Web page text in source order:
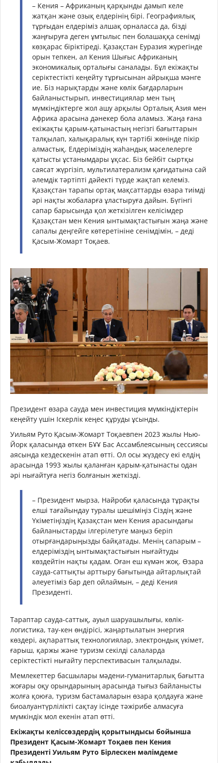
– Кения – Африканың қарқынды дамып келе
жатқан және озық елдерінің бірі. Географиялық
тұрғыдан елдеріміз алшақ орналасса да, бізді
жаңғыруға деген ұмтылыс пен болашаққа сенімді
көзқарас біріктіреді. Қазақстан Еуразия жүрегінде
орын тепкен, ал Кения Шығыс Африканың
экономикалық орталығы саналады. Бұл екіжақты
серіктестікті кеңейту тұрғысынан айрықша мәнге
ие. Біз нарықтарды және көлік бағдарларын
байланыстырып, инвестициялар мен тың
мүмкіндіктерге жол ашу арқылы Орталық Азия мен
Африка арасына дәнекер бола аламыз. Жаңа ғана
екіжақты қарым-қатынастың негізгі бағыттарын
талқылап, халықаралық күн тәртібі жөнінде пікір
алмастық. Елдеріміздің жаһандық мәселелерге
қатысты ұстанымдары ұқсас. Біз бейбіт сыртқы
саясат жүргізіп, мультилатерализм қағидатына сай
әлемдік тәртіпті дәйекті түрде жақтап келеміз.
Қазақстан тарапы ортақ мақсаттарды өзара тиімді
әрі нақты жобаларға ұластыруға дайын. Бүгінгі
сапар барысында қол жеткізілген келісімдер
Қазақстан мен Кения ынтымақтастығын жаңа және
сапалы деңгейге көтеретініне сенімдімін, – деді
Қасым-Жомарт Тоқаев.
Президент өзара сауда мен инвестиция мүмкіндіктерін
кеңейту үшін Іскерлік кеңес құруды ұсынды.
Уильям Руто Қасым-Жомарт Тоқаевпен 2023 жылы Нью-
Йорк қаласында өткен БҰҰ Бас Ассамблеясының сессиясы
аясында кездескенін атап өтті. Ол осы жүздесу екі елдің
арасында 1993 жылы қаланған қарым-қатынасты одан
әрі нығайтуға негіз болғанын жеткізді.
– Президент мырза, Найроби қаласында тұрақты
елші тағайындау туралы шешіміңіз Сіздің және
Үкіметіңіздің Қазақстан мен Кения арасындағы
байланыстарды ілгерілетуге маңыз беріп
отырғандарыңызды байқатады. Менің сапарым –
елдеріміздің ынтымақтастығын нығайтуды
көздейтін нақты қадам. Оған еш күмән жоқ. Өзара
сауда-саттықты арттыру бағытында айтарлықтай
әлеуетіміз бар деп ойлаймын, – деді Кения
Президенті.
Тараптар сауда-саттық, ауыл шаруашылығы, көлік-
логистика, тау-кен өндірісі, жаңартылатын энергия
көздері, ақпараттық технологиялар, электрондық үкімет,
ғарыш, қаржы және туризм секілді салаларда
серіктестікті нығайту перспективасын талқылады.
Мемлекеттер басшылары мәдени-гуманитарлық бағытта
жоғары оқу орындарының арасында тығыз байланысты
жолға қоюға, туризм бастамаларын өзара қолдауға және
биоалуантүрлілікті сақтау ісінде тәжірибе алмасуға
мүмкіндік мол екенін атап өтті.
Екіжақты келіссөздердің қорытындысы бойынша
Президент Қасым-Жомарт Тоқаев пен Кения
Президенті Уильям Руто Бірлескен мәлімдеме